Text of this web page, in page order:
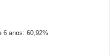
6 anos: 60,92%